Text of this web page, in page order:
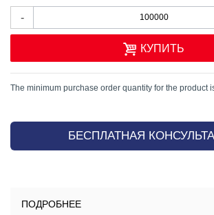
-
КУПИТЬ
The minimum purchase order quantity for the product
БЕСПЛАТНАЯ
ПОДРОБНЕЕ